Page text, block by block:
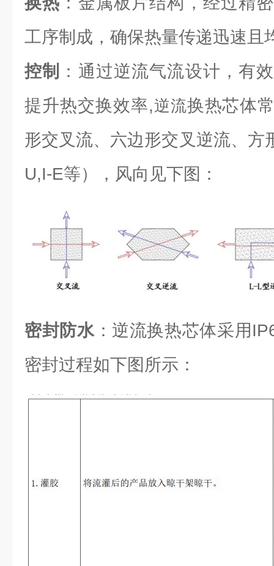
工序制成，确保热量传递迅速且
控制
：通过逆流气流设计，有
提升热交换效率,逆流换热芯体
形交叉流、六边形交叉逆流、方
U,I-E等），风向见下图：
密封防水：逆流换热芯体采用
密封过程如下图所示：